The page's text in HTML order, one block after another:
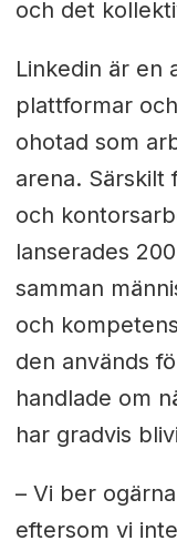
och det
Linkedin är en
plattformar
ohotad som
arena. Särskilt
och
lanserades
samman
och
den används
handlade om
har gradvis
– Vi ber
eftersom vi